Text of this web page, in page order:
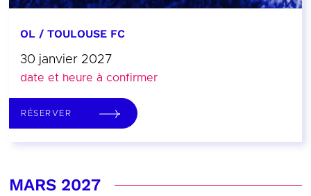
OL / TOULOUSE FC
30 janvier 2027
date et heure à confirmer
RÉSERVER
MARS 2027